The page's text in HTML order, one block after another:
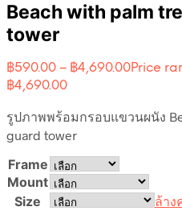
Beach with palm
tower
฿590.00 – ฿4,690.00Price
฿4,690.00
รูปภาพพร้อมกรอบแขวนผนัง
guard tower
Frame
Mount
Size
ล้าง